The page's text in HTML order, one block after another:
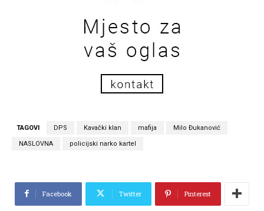
TAGOVI DPS Kavački klan mafija Milo Đukanović
NASLOVNA policijski narko kartel
Facebook Twitter Pinterest